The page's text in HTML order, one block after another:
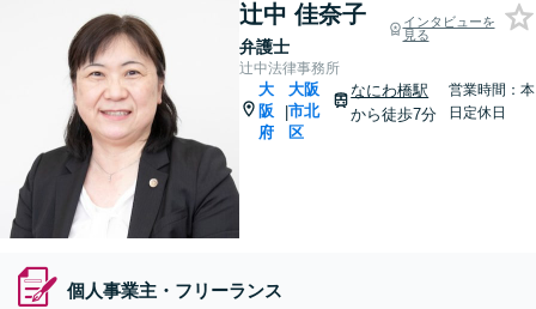
辻中 佳奈子
弁護士
インタビューを
見る
辻中法律事務所
大
阪
府
|
大阪
市北
区
なにわ橋駅
から徒歩7分
営業時間：本
日定休日
個人事業主・フリーランス